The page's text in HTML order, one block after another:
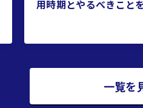
用時期とやるべきこと
一覧を